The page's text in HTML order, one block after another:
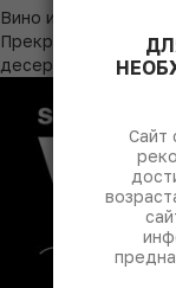
Вино идеально в
Прекрасно
десертами на
Сайт